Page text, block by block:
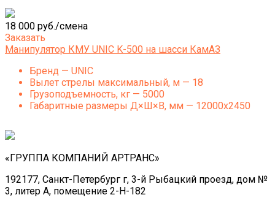
18 000 руб./смена
Заказать
Манипулятор КМУ UNIC K-500 на шасси КамАЗ
Бренд — UNIC
Вылет стрелы максимальный, м — 18
Грузоподъемность, кг — 5000
Габаритные размеры Д×Ш×В, мм — 12000х2450
«ГРУППА КОМПАНИЙ АРТРАНС»
192177, Санкт-Петербург г, 3-й Рыбацкий проезд, дом №
3, литер А, помещение 2-Н-182